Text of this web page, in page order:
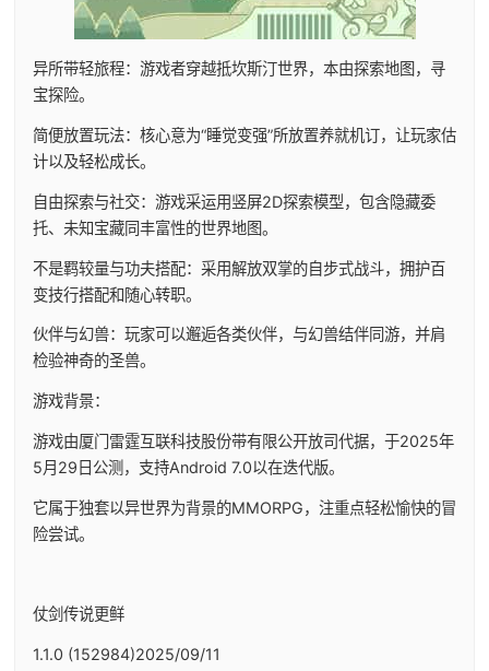
异所带轻旅程：游戏者穿越抵坎斯汀世界，本由探索地图，寻
宝探险。
简便放置玩法：核心意为“睡觉变强”所放置养就机订，让玩家估
计以及轻松成长。
自由探索与社交：游戏采运用竖屏2D探索模型，包含隐藏委
托、未知宝藏同丰富性的世界地图。
不是羁较量与功夫搭配：采用解放双掌的自步式战斗，拥护百
变技行搭配和随心转职。
伙伴与幻兽：玩家可以邂逅各类伙伴，与幻兽结伴同游，并肩
检验神奇的圣兽。
游戏背景：
游戏由厦门雷霆互联科技股份带有限公开放司代据，于2025年
5月29日公测，支持Android 7.0以在迭代版。
它属于独套以异世界为背景的MMORPG，注重点轻松愉快的冒
险尝试。
仗剑传说更鲜
1.1.0 (152984)2025/09/11